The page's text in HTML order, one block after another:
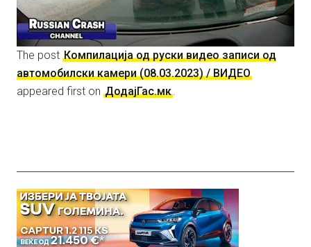
The post Компилација од руски видео записи од
автомобилски камери (08.03.2023) / ВИДЕО
appeared first on ДодајГас.мк.